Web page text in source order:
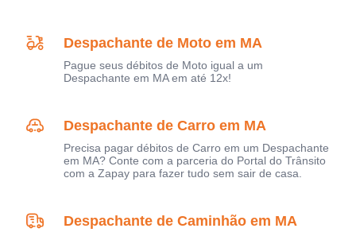
Despachante de Moto em MA
Pague seus débitos de Moto igual a um
Despachante em MA em até 12x!
Despachante de Carro em MA
Precisa pagar débitos de Carro em um Despachante
em MA? Conte com a parceria do Portal do Trânsito
com a Zapay para fazer tudo sem sair de casa.
Despachante de Caminhão em MA